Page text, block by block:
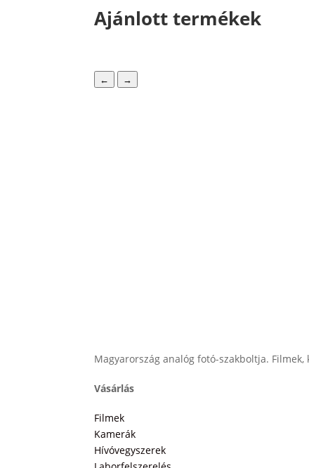
Ajánlott termékek
← →
Magyarország analóg fotó-szakboltja.
Vásárlás
Filmek
Kamerák
Hívóvegyszerek